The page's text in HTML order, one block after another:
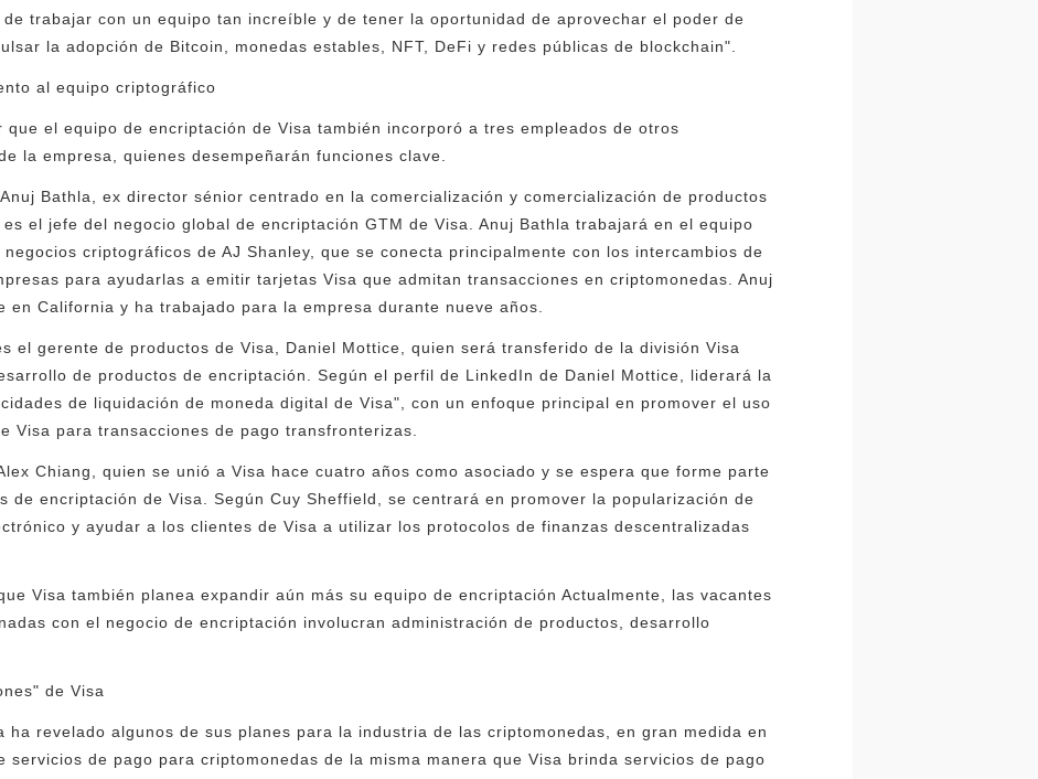
trabajar con un equipo tan increíble y de tener la oportunidad de aprovechar el poder de
la adopción de Bitcoin, monedas estables, NFT, DeFi y redes públicas de blockchain".
al equipo criptográfico
que el equipo de encriptación de Visa también incorporó a tres empleados de otros
la empresa, quienes desempeñarán funciones clave.
Bathla, ex director sénior centrado en la comercialización y comercialización de productos
el jefe del negocio global de encriptación GTM de Visa. Anuj Bathla trabajará en el equipo
criptográficos de AJ Shanley, que se conecta principalmente con los intercambios de
para ayudarlas a emitir tarjetas Visa que admitan transacciones en criptomonedas. Anuj
en California y ha trabajado para la empresa durante nueve años.
el gerente de productos de Visa, Daniel Mottice, quien será transferido de la división Visa
de productos de encriptación. Según el perfil de LinkedIn de Daniel Mottice, liderará la
de liquidación de moneda digital de Visa", con un enfoque principal en promover el uso
Visa para transacciones de pago transfronterizas.
Chiang, quien se unió a Visa hace cuatro años como asociado y se espera que forme parte
de encriptación de Visa. Según Cuy Sheffield, se centrará en promover la popularización de
y ayudar a los clientes de Visa a utilizar los protocolos de finanzas descentralizadas
Visa también planea expandir aún más su equipo de encriptación Actualmente, las vacantes
con el negocio de encriptación involucran administración de productos, desarrollo
de Visa
ha revelado algunos de sus planes para la industria de las criptomonedas, en gran medida en
servicios de pago para criptomonedas de la misma manera que Visa brinda servicios de pago